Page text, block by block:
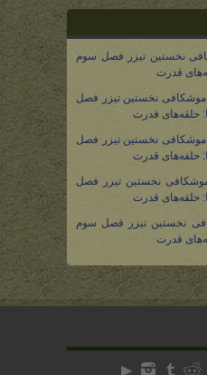
نخستین تیزر فصل سوم
قدرت
موشکافی نخستین تیزر فصل
حلقه‌های قدرت
موشکافی نخستین تیزر فصل
حلقه‌های قدرت
نخستین تیزر فصل
حلقه‌های قدرت
نخستین تیزر فصل سوم
قدرت